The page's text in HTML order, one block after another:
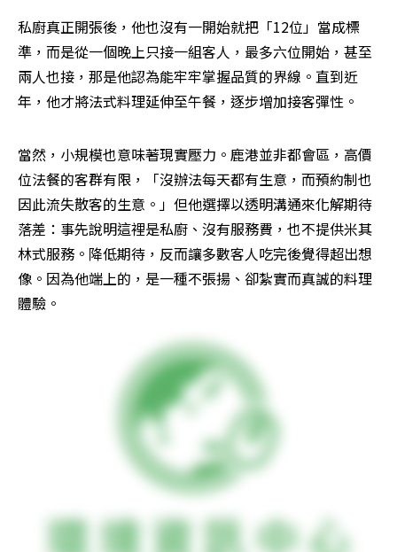
私廚真正開張後，他也沒有一開始就把「12位」當成標
準，而是從一個晚上只接一組客人，最多六位開始，甚至
兩人也接，那是他認為能牢牢掌握品質的界線。直到近
年，他才將法式料理延伸至午餐，逐步增加接客彈性。
當然，小規模也意味著現實壓力。鹿港並非都會區，高價
位法餐的客群有限，「沒辦法每天都有生意，而預約制也
因此流失散客的生意。」但他選擇以透明溝通來化解期待
落差：事先說明這裡是私廚、沒有服務費，也不提供米其
林式服務。降低期待，反而讓多數客人吃完後覺得超出想
像。因為他端上的，是一種不張揚、卻紮實而真誠的料理
體驗。